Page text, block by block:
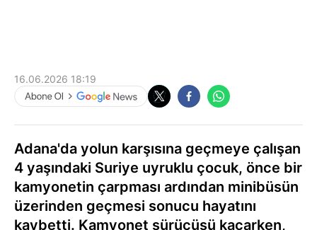
16.06.2026 18:19
Adana'da yolun karşısına geçmeye çalışan
4 yaşındaki Suriye uyruklu çocuk, önce bir
kamyonetin çarpması ardından minibüsün
üzerinden geçmesi sonucu hayatını
kaybetti. Kamyonet sürücüsü kaçarken,